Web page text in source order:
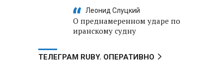
Леонид Слуцкий
О преднамеренном ударе по
иранскому судну
ТЕЛЕГРАМ RUBY. ОПЕРАТИВНО